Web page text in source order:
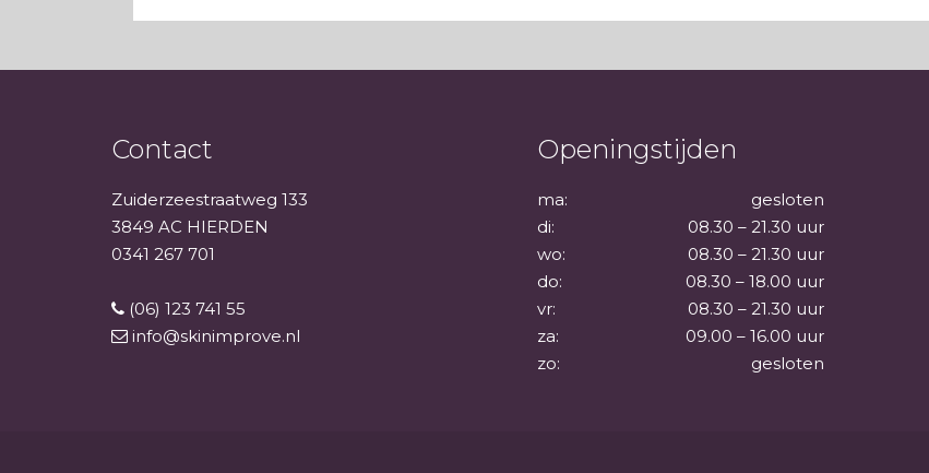
Contact
Zuiderzeestraatweg 133
3849 AC HIERDEN
0341 267 701
(06) 123 741 55
info@skinimprove.nl
Openingstijden
ma:
gesloten
di:
08.30 – 21.30 uur
wo:
08.30 – 21.30 uur
do:
08.30 – 18.00 uur
vr:
08.30 – 21.30 uur
za:
09.00 – 16.00 uur
zo:
gesloten